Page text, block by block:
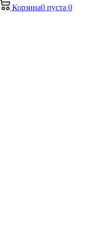
Корзина0 пуста 0